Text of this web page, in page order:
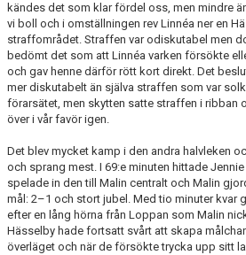
kändes det som klar fördel oss, men mindre
vi boll och i omställningen rev Linnéa ner en
straffområdet. Straffen var odiskutabel men
bedömt det som att Linnéa varken försökte
och gav henne därför rött kort direkt. Det
mer diskutabelt än själva straffen som var
förarsätet, men skytten satte straffen i ribban
över i vår favör igen.
Det blev mycket kamp i den andra halvleken
och sprang mest. I 69:e minuten hittade
spelade in den till Malin centralt och Malin
mål: 2–1 och stort jubel. Med tio minuter kvar
efter en lång hörna från Loppan som Malin
Hässelby hade fortsatt svårt att skapa
överläget och när de försökte trycka upp sitt